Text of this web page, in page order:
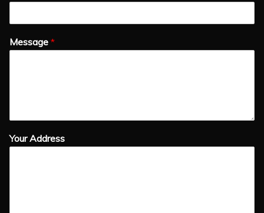
Message *
Your Address